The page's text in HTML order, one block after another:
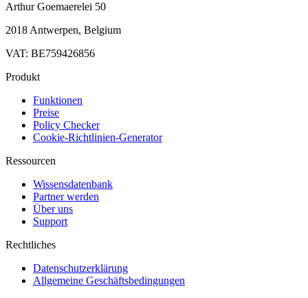
Arthur Goemaerelei 50
2018 Antwerpen, Belgium
VAT: BE759426856
Produkt
Funktionen
Preise
Policy Checker
Cookie-Richtlinien-Generator
Ressourcen
Wissensdatenbank
Partner werden
Über uns
Support
Rechtliches
Datenschutzerklärung
Allgemeine Geschäftsbedingungen